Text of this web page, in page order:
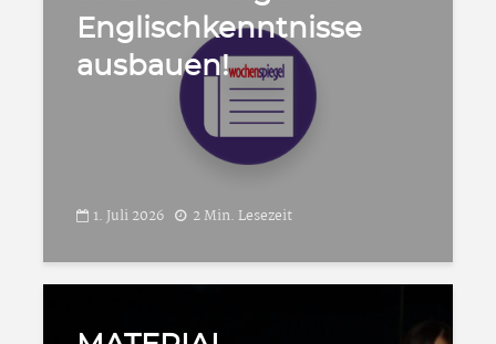
Englischkenntnisse
ausbauen!
1. Juli 2026 2 Min. Lesezeit